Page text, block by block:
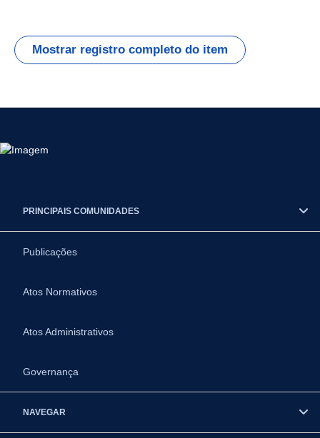
Mostrar registro completo do item
PRINCIPAIS COMUNIDADES
Publicações
Atos Normativos
Atos Administrativos
Governança
NAVEGAR